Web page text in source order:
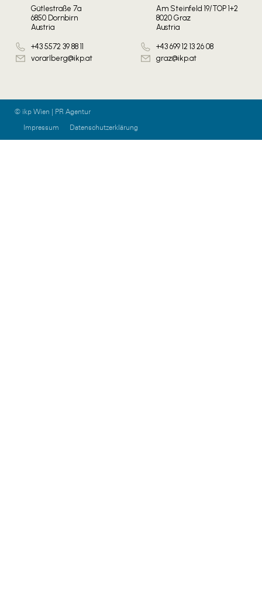
Gütlestraße 7a
6850 Dornbirn
Austria
+43 5572 39 88 11
vorarlberg@ikp.at
Am Steinfeld 19/TOP 1+2
8020 Graz
Austria
+43 699 12 13 26 08
graz@ikp.at
© ikp Wien | PR Agentur
Impressum
Datenschutzerklärung